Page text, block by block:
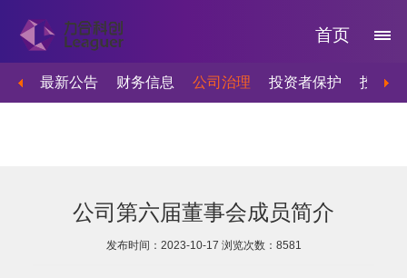
首页
最新公告 财务信息 公司治理 投资者保护 投资者
公司第六届董事会成员简介
发布时间：2023-10-17 浏览次数： 8581